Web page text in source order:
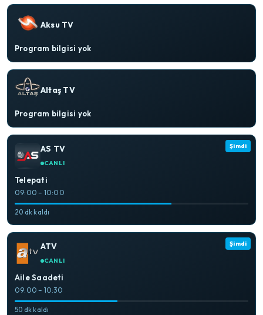
Aksu TV
Program bilgisi yok
Altaş TV
Program bilgisi yok
Şimdi
AS TV
CANLI
Telepati
09:00 – 10:00
20 dk kaldı
Şimdi
ATV
CANLI
Aile Saadeti
09:00 – 10:30
50 dk kaldı